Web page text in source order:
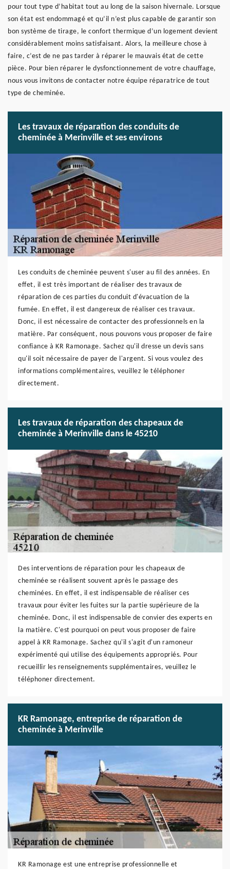
pour tout type d’habitat tout au long de la saison hivernale. Lorsque
son état est endommagé et qu’il n’est plus capable de garantir son
bon système de tirage, le confort thermique d’un logement devient
considérablement moins satisfaisant. Alors, la meilleure chose à
faire, c’est de ne pas tarder à réparer le mauvais état de cette
pièce. Pour bien réparer le dysfonctionnement de votre chauffage,
nous vous invitons de contacter notre équipe réparatrice de tout
type de cheminée.
Les travaux de réparation des conduits de
cheminée à Merinville et ses environs
Les conduits de cheminée peuvent s'user au fil des années. En
effet, il est très important de réaliser des travaux de
réparation de ces parties du conduit d'évacuation de la
fumée. En effet, il est dangereux de réaliser ces travaux.
Donc, il est nécessaire de contacter des professionnels en la
matière. Par conséquent, nous pouvons vous proposer de faire
confiance à KR Ramonage. Sachez qu'il dresse un devis sans
qu'il soit nécessaire de payer de l'argent. Si vous voulez des
informations complémentaires, veuillez le téléphoner
directement.
Les travaux de réparation des chapeaux de
cheminée à Merinville dans le 45210
Des interventions de réparation pour les chapeaux de
cheminée se réalisent souvent après le passage des
cheminées. En effet, il est indispensable de réaliser ces
travaux pour éviter les fuites sur la partie supérieure de la
cheminée. Donc, il est indispensable de convier des experts en
la matière. C'est pourquoi on peut vous proposer de faire
appel à KR Ramonage. Sachez qu'il s'agit d'un ramoneur
expérimenté qui utilise des équipements appropriés. Pour
recueillir les renseignements supplémentaires, veuillez le
téléphoner directement.
KR Ramonage, entreprise de réparation de
cheminée à Merinville
KR Ramonage est une entreprise professionnelle et